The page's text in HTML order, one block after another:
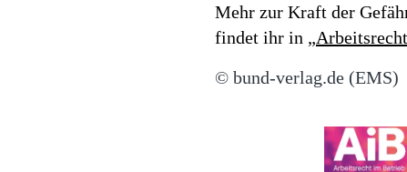
Mehr zur Kraft der
findet ihr in „
© bund-verlag.de (EMS)